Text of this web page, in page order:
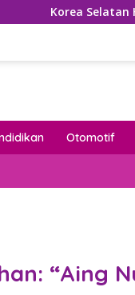
Hadapi Suhu
Otomotif
“Aing